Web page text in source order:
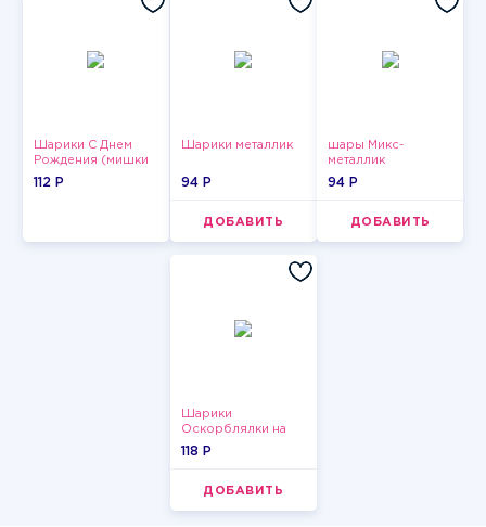
Шарики С Днем
Рождения (мишки
и тортики)
112 P
Шарики металлик
94 P
ДОБАВИТЬ
шары Микс-
металлик
94 P
ДОБАВИТЬ
Шарики
Оскорблялки на
день рождения для
118 P
ДОБАВИТЬ